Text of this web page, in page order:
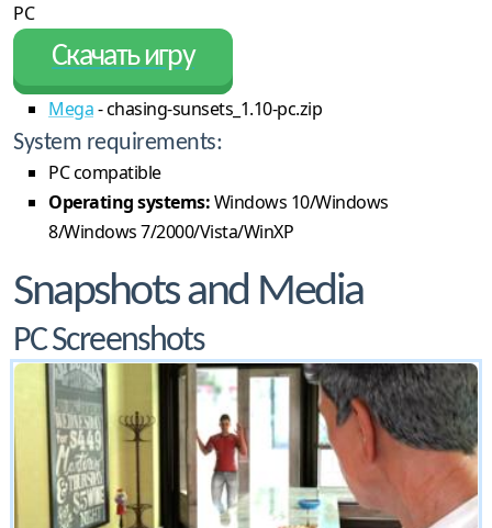
PC
Скачать игру
Mega- chasing-sunsets_1.10-pc.zip
System requirements:
PC compatible
Operating systems:Windows 10/Windows
8/Windows 7/2000/Vista/WinXP
Snapshots and Media
PC Screenshots